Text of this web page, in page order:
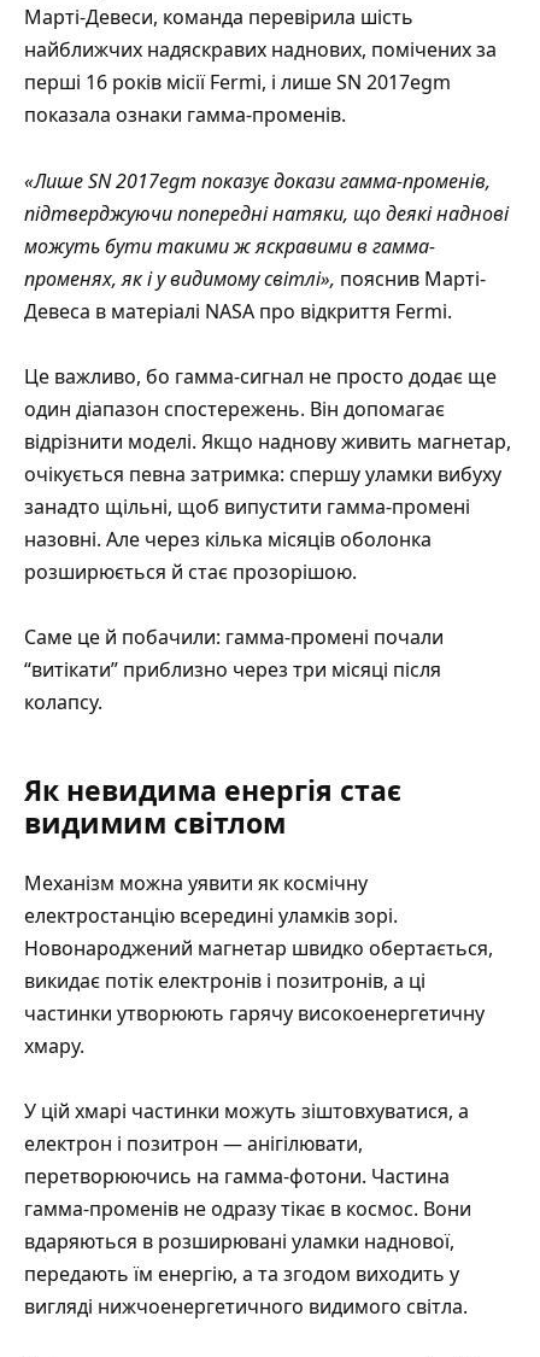
Марті-Девеси, команда перевірила шість
найближчих надяскравих наднових, помічених за
перші 16 років місії Fermi, і лише SN 2017egm
показала ознаки гамма-променів.
«Лише SN 2017egm показує докази гамма-променів,
підтверджуючи попередні натяки, що деякі наднові
можуть бути такими ж яскравими в гамма-
променях, як і у видимому світлі», пояснив Марті-
Девеса в матеріалі NASA про відкриття Fermi.
Це важливо, бо гамма-сигнал не просто додає ще
один діапазон спостережень. Він допомагає
відрізнити моделі. Якщо наднову живить магнетар,
очікується певна затримка: спершу уламки вибуху
занадто щільні, щоб випустити гамма-промені
назовні. Але через кілька місяців оболонка
розширюється й стає прозорішою.
Саме це й побачили: гамма-промені почали
“витікати” приблизно через три місяці після
колапсу.
Як невидима енергія стає
видимим світлом
Механізм можна уявити як космічну
електростанцію всередині уламків зорі.
Новонароджений магнетар швидко обертається,
викидає потік електронів і позитронів, а ці
частинки утворюють гарячу високоенергетичну
хмару.
У цій хмарі частинки можуть зіштовхуватися, а
електрон і позитрон — анігілювати,
перетворюючись на гамма-фотони. Частина
гамма-променів не одразу тікає в космос. Вони
вдаряються в розширювані уламки наднової,
передають їм енергію, а та згодом виходить у
вигляді нижчоенергетичного видимого світла.